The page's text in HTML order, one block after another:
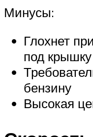
Минусы:
Глохнет
под крышку
бензину
Высокая